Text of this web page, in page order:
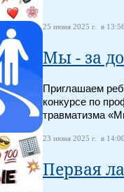
25 июня 2025 г. в 13:56
Мы - за
Приглашаем
конкурсе по
травматизма
23 июня 2025 г. в 14:00
Первая